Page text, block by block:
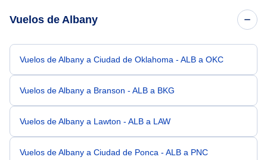
Vuelos de Albany
Vuelos de Albany a Ciudad de Oklahoma - ALB a OKC
Vuelos de Albany a Branson - ALB a BKG
Vuelos de Albany a Lawton - ALB a LAW
Vuelos de Albany a Ciudad de Ponca - ALB a PNC